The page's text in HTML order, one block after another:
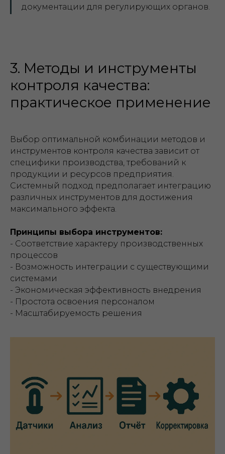
документации для регулирующих органов.
3. Методы и инструменты
контроля качества:
практическое применение
Выбор оптимальной комбинации методов и
инструментов контроля качества зависит от
специфики производства, требований к
продукции и ресурсов предприятия.
Системный подход предполагает интеграцию
различных инструментов для достижения
максимального эффекта.
Принципы выбора инструментов:
- Соответствие характеру производственных
процессов
- Возможность интеграции с существующими
системами
- Экономическая эффективность внедрения
- Простота освоения персоналом
- Масштабируемость решения